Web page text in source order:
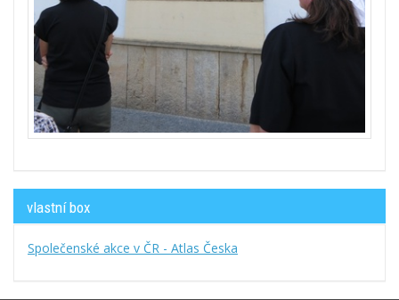
vlastní box
Společenské akce v ČR - Atlas Česka